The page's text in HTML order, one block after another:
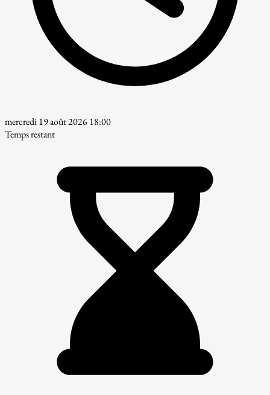
mercredi 19 août 2026 18:00
Temps restant